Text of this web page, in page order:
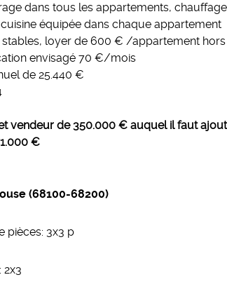
dans tous les appartements,
équipée dans chaque appartement
stables, loyer de 600 € /appartement
envisagé 70 €/mois
de 25.440 €
vendeur de 350.000 € auquel il faut
€
(68100-68200)
pièces: 3x3 p
2x3